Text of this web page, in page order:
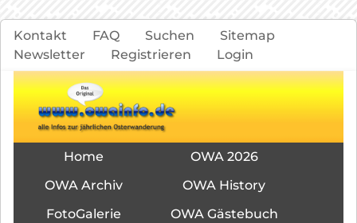
Navigation
überspringen
Kontakt FAQ Suchen
Sitemap
Newsletter
Registrieren Login
NavigationHome
OWA 2026
OWA Archiv
OWA History
FotoGalerie
OWA Gästebuch